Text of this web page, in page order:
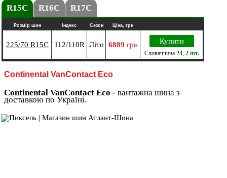
Continental VanContact Eco
Continental VanContact Eco - вантажна шина з
доставкою по Україні.
R15C R16C R17C
Розмір шин Індекс Сезон Ціна, грн
225/70 R15C 112/110R Літо 6889 грн Купити
Словаччина24, 2 шт.